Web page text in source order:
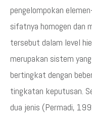
pengelompokan
sifatnya homogen dan
tersebut dalam level
merupakan sistem
bertingkat dengan
tingkatan keputusan.
dua jenis (Permadi,